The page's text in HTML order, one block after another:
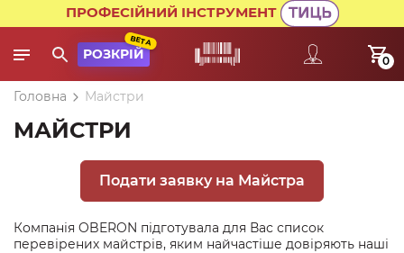
ПРОФЕСІЙНИЙ ІНСТРУМЕНТ
РОЗКРІЙ
BETA
0
Головна Майстри
МАЙСТРИ
Подати заявку на Майстра
Компанія OBERON підготувала для Вас список
перевірених майстрів, яким найчастіше довіряють наші